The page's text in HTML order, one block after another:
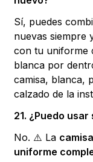
Sí, puedes
nuevas siempre
con tu uniforme
blanca por
camisa, blanca,
calzado de la
21. ¿Puedo
No. ⚠️ La
uniforme